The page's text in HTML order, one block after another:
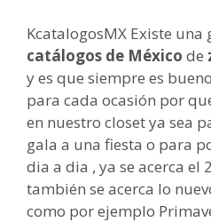
KcatalogosMX Existe una
catálogos de México de
y es que siempre es
para cada ocasión por
en nuestro closet ya sea
gala a una fiesta o para
dia a dia , ya se acerca el
también se acerca lo
como por ejemplo